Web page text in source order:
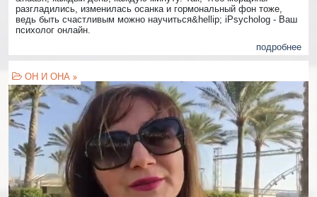
разгладились, изменилась осанка и гормональный фон тоже,
ведь быть счастливым можно научиться&hellip; iPsycholog - Ваш
психолог онлайн.
подробнее
ОН И ОНА